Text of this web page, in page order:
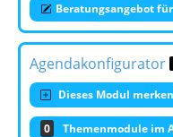
Beratungsangebot
Agendakonfigurator
Dieses Modul
0 Themenmodule im